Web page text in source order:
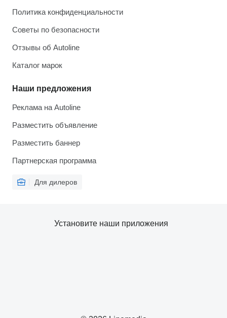
Политика конфиденциальности
Советы по безопасности
Отзывы об Autoline
Каталог марок
Наши предложения
Реклама на Autoline
Разместить объявление
Разместить баннер
Партнерская программа
Для дилеров
Установите наши приложения